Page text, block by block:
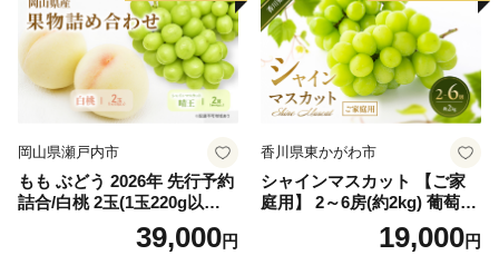
岡山県瀬戸内市
もも ぶどう 2026年 先行予約
詰合/白桃 2玉(1玉220g以
上)・シャインマスカット 晴
39,000円
香川県東かがわ市
シャインマスカット 【ご家
庭用】 2～6房(約2kg) 葡萄 ぶ
どう ブドウ フルーツ 果物 く
だもの 果実 旬の果物 旬のフ
19,000円